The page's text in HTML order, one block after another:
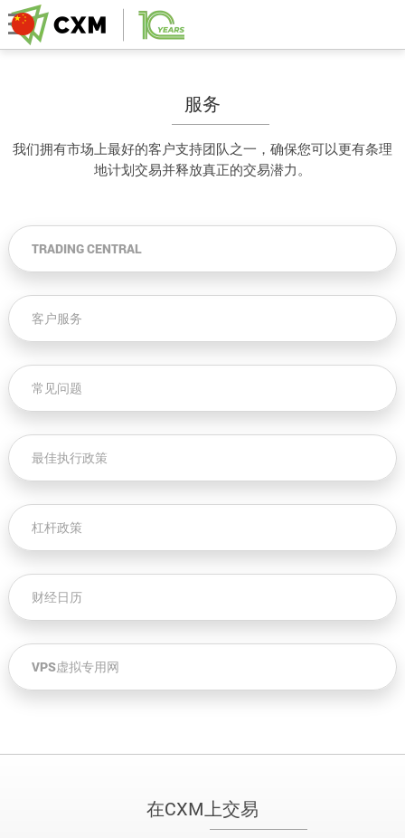
服务
我们拥有市场上最好的客户支持团队之一，确保您可以更有条理
地计划交易并释放真正的交易潜力。
TRADING CENTRAL
客户服务
常见问题
最佳执行政策
杠杆政策
财经日历
VPS虚拟专用网
在CXM上交易